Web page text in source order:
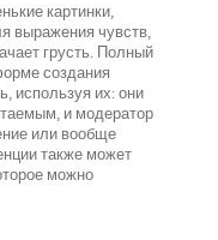
картинки,
выражения чувств,
грусть. Полный
создания
используя их: они
и модератор
или вообще
также может
можно